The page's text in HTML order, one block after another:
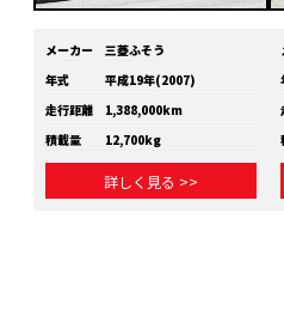
メーカー
三菱ふそう
年式
平成19年(2007)
走行距離
1,388,000km
積載量
12,700kg
詳しく見る >>